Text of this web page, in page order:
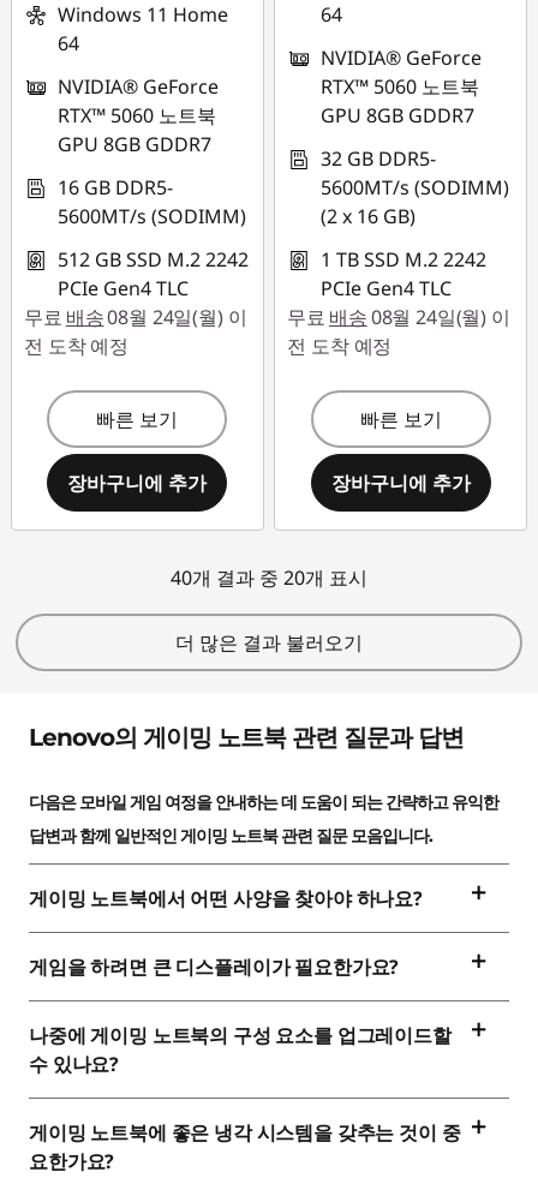
Windows 11 Home
64
NVIDIA® GeForce
RTX™ 5060 노트북
GPU 8GB GDDR7
16 GB DDR5-
5600MT/s (SODIMM)
512 GB SSD M.2 2242
PCIe Gen4 TLC
무료 배송08월 24일(월) 이
전 도착 예정
빠른 보기
장바구니에 추가
64
NVIDIA® GeForce
RTX™ 5060 노트북
GPU 8GB GDDR7
32 GB DDR5-
5600MT/s (SODIMM)
(2 x 16 GB)
1 TB SSD M.2 2242
PCIe Gen4 TLC
무료 배송08월 24일(월) 이
전 도착 예정
빠른 보기
장바구니에 추가
40개 결과 중 20개 표시
더 많은 결과 불러오기
Lenovo의 게이밍 노트북 관련 질문과 답변
다음은 모바일 게임 여정을 안내하는 데 도움이 되는 간략하고 유익한
답변과 함께 일반적인 게이밍 노트북 관련 질문 모음입니다.
게이밍 노트북에서 어떤 사양을 찾아야 하나요?
게임을 하려면 큰 디스플레이가 필요한가요?
나중에 게이밍 노트북의 구성 요소를 업그레이드할
수 있나요?
게이밍 노트북에 좋은 냉각 시스템을 갖추는 것이 중
요한가요?